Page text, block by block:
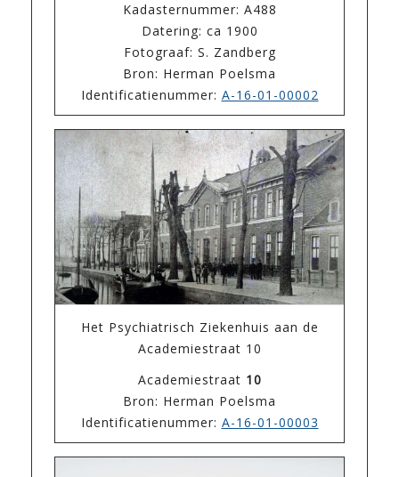
Kadasternummer: A488
Datering: ca 1900
Fotograaf: S. Zandberg
Bron: Herman Poelsma
Identificatienummer: A-16-01-00002
Het Psychiatrisch Ziekenhuis aan de
Academiestraat 10
Academiestraat 10
Bron: Herman Poelsma
Identificatienummer: A-16-01-00003